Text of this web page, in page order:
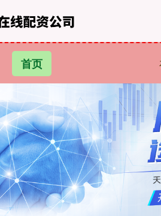
首页